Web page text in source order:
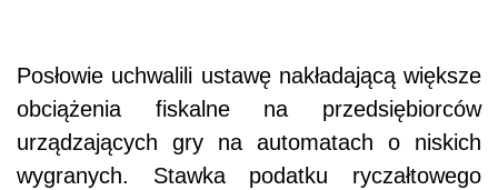
Posłowie uchwalili ustawę nakładającą większe
obciążenia fiskalne na przedsiębiorców
urządzających gry na automatach o niskich
wygranych. Stawka podatku ryczałtowego